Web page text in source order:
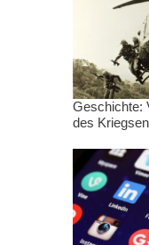
Geschichte:
des